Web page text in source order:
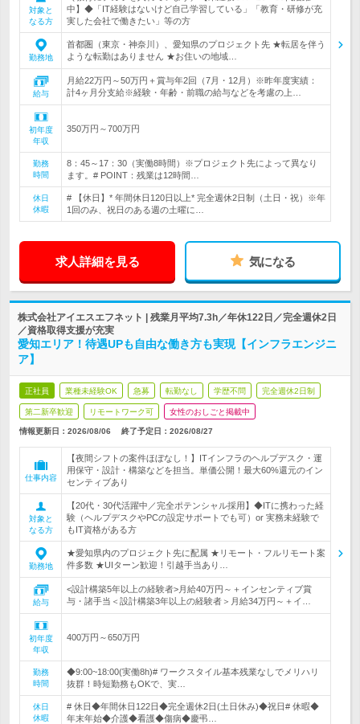
対象と
なる方
中】◆「IT経験はないけど自己学習している」「教育・研修が充
実した会社で働きたい」等の方
勤務地
首都圏（東京・神奈川）、愛知県のプロジェクト先 ★転居を伴う
ような転勤はありません ★お住いの地域…
給与
月給22万円～50万円＋賞与年2回（7月・12月）※昨年度実績：
計4ヶ月分支給※経験・年齢・前職の給与などを考慮の上…
初年度
年収
350万円～700万円
勤務
時間
8：45～17：30（実働8時間）※プロジェクト先によって異なり
ます。# POINT：残業は12時間…
休日
休暇
# 【休日】* 年間休日120日以上* 完全週休2日制（土日・祝）※年
1回のみ、祝日のある週の土曜に…
求人詳細を見る 気になる
株式会社アイエスエフネット | 残業月平均7.3h／年休122日／完全週休2日
／資格取得支援が充実
愛知エリア！待遇UPも自由な働き方も実現【インフラエンジニ
ア】
正社員 業種未経験OK 急募 転勤なし 学歴不問 完全週休2日制
第二新卒歓迎 リモートワーク可 女性のおしごと掲載中
情報更新日：2026/08/06 終了予定日： 2026/08/27
仕事内容
【夜間シフトの案件ほぼなし！】ITインフラのヘルプデスク・運
用保守・設計・構築などを担当。単価公開！最大60%還元のイン
センティブあり
対象と
なる方
【20代・30代活躍中／完全ポテンシャル採用】◆ITに携わった経
験（ヘルプデスクやPCの設定サポートでも可）or 実務未経験で
もIT資格がある方
勤務地
★愛知県内のプロジェクト先に配属 ★リモート・フルリモート案
件多数 ★UIターン歓迎！引越手当あり…
給与
<設計構築5年以上の経験者>月給40万円～＋インセンティブ賞
与・諸手当＜設計構築3年以上の経験者＞月給34万円～＋イ…
初年度
年収
400万円～650万円
勤務
時間
◆9:00~18:00(実働8h)# ワークスタイル基本残業なしでメリハリ
抜群！時短勤務もOKで、実…
休日
休暇
# 休日◆年間休日122日◆完全週休2日(土日休み)◆祝日# 休暇◆
年末年始◆介護◆看護◆傷病◆慶弔…